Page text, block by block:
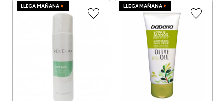
LLEGA MAÑANA LLEGA MAÑANA